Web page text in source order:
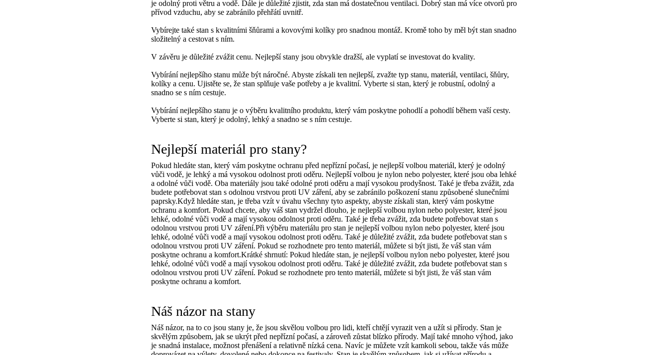
je odolný proti větru a vodě. Dále je důležité zjistit, zda stan má dostatečnou ventilaci. Dobrý stan má více otvorů pro
přívod vzduchu, aby se zabránilo přehřátí uvnitř.
Vybírejte také stan s kvalitními šňůrami a kovovými kolíky pro snadnou montáž. Kromě toho by měl být stan snadno
složitelný a cestovat s ním.
V závěru je důležité zvážit cenu. Nejlepší stany jsou obvykle dražší, ale vyplatí se investovat do kvality.
Vybírání nejlepšího stanu může být náročné. Abyste získali ten nejlepší, zvažte typ stanu, materiál, ventilaci, šňůry,
kolíky a cenu. Ujistěte se, že stan splňuje vaše potřeby a je kvalitní. Vyberte si stan, který je robustní, odolný a
snadno se s ním cestuje.
Vybírání nejlepšího stanu je o výběru kvalitního produktu, který vám poskytne pohodlí a pohodlí během vaší cesty.
Vyberte si stan, který je odolný, lehký a snadno se s ním cestuje.
Nejlepší materiál pro stany?
Pokud hledáte stan, který vám poskytne ochranu před nepřízní počasí, je nejlepší volbou materiál, který je odolný
vůči vodě, je lehký a má vysokou odolnost proti oděru. Nejlepší volbou je nylon nebo polyester, které jsou oba lehké
a odolné vůči vodě. Oba materiály jsou také odolné proti oděru a mají vysokou prodyšnost. Také je třeba zvážit, zda
budete potřebovat stan s odolnou vrstvou proti UV záření, aby se zabránilo poškození stanu způsobené slunečními
paprsky.Když hledáte stan, je třeba vzít v úvahu všechny tyto aspekty, abyste získali stan, který vám poskytne
ochranu a komfort. Pokud chcete, aby váš stan vydržel dlouho, je nejlepší volbou nylon nebo polyester, které jsou
lehké, odolné vůči vodě a mají vysokou odolnost proti oděru. Také je třeba zvážit, zda budete potřebovat stan s
odolnou vrstvou proti UV záření.Při výběru materiálu pro stan je nejlepší volbou nylon nebo polyester, které jsou
lehké, odolné vůči vodě a mají vysokou odolnost proti oděru. Také je důležité zvážit, zda budete potřebovat stan s
odolnou vrstvou proti UV záření. Pokud se rozhodnete pro tento materiál, můžete si být jisti, že váš stan vám
poskytne ochranu a komfort.Krátké shrnutí: Pokud hledáte stan, je nejlepší volbou nylon nebo polyester, které jsou
lehké, odolné vůči vodě a mají vysokou odolnost proti oděru. Také je důležité zvážit, zda budete potřebovat stan s
odolnou vrstvou proti UV záření. Pokud se rozhodnete pro tento materiál, můžete si být jisti, že váš stan vám
poskytne ochranu a komfort.
Náš názor na stany
Náš názor, na to co jsou stany je, že jsou skvělou volbou pro lidi, kteří chtějí vyrazit ven a užít si přírody. Stan je
skvělým způsobem, jak se ukrýt před nepřízní počasí, a zároveň zůstat blízko přírody. Mají také mnoho výhod, jako
je snadná instalace, možnost přenášení a relativně nízká cena. Navíc je můžete vzít kamkoli sebou, takže vás může